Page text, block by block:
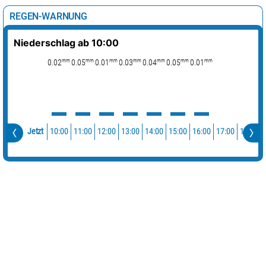
REGEN-WARNUNG
Niederschlag ab 10:00
0.02mm 0.05mm 0.01 mm 0.03mm 0.04mm 0.05mm 0.01 mm
Jetzt 10:00 11:00 12:00 13:00 14:00 15:00 16:00 17:00 18:00